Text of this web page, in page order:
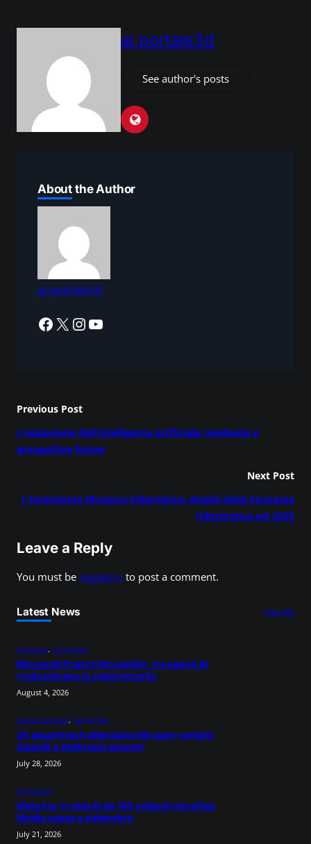
ai.portale3d
See author's posts
About the Author
ai.portale3d
Facebook X InstagramYouTube
Previous Post
L’esplosione dell’intelligenza artificiale: tendenze e
prospettive future
Next Post
L’Imminente Minaccia Cibernetica: Analisi della Sicurezza
Informatica nel 2025
Leave a Reply
You must be logged in to post a comment.
Latest News View All
Sicurezza, Tecnologia
Microsoft Project Perception: tre agenti AI
rivoluzionano la cybersecurity
August 4, 2026
Società Digitale, Tecnologia
25 giganti tech difendono l’AI open-weight:
OpenAI e Anthropic assenti
July 28, 2026
Tecnologia
Meta Iris: il chip AI da 145 miliardi che sfida
Nvidia nasce a settembre
July 21, 2026